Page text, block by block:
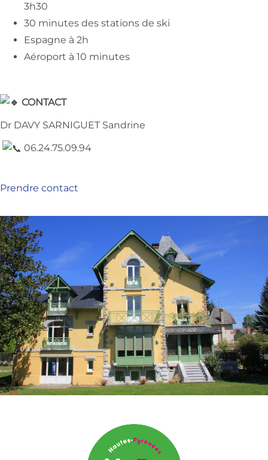
3h30
30 minutes des stations de ski
Espagne à 2h
Aéroport à 10 minutes
CONTACT
Dr DAVY SARNIGUET Sandrine
06.24.75.09.94
Prendre contact